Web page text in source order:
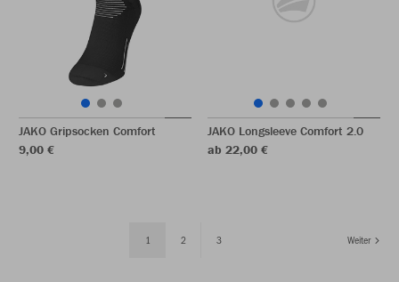
JAKO Gripsocken Comfort
9,00 €
JAKO Longsleeve Comfort 2.0
ab 22,00 €
1 2 3 Weiter